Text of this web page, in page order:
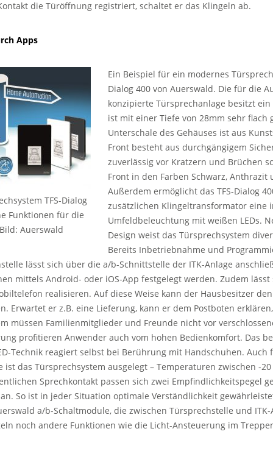
die Türöffnung registriert, schaltet er das Klingeln ab.
Apps
TFS-Dialog
Funktionen für die
Auerswald
Ein Beispiel für ein modernes
Dialog 400 von Auerswald. Die für die
konzipierte Türsprechanlage besitzt
ist mit einer Tiefe von 28mm sehr flach
Unterschale des Gehäuses ist aus
Front besteht aus durchgängigem
zuverlässig vor Kratzern und Brüchen
Front in den Farben Schwarz,
Außerdem ermöglicht das TFS-Dialog
zusätzlichen Klingeltransformator eine
Umfeldbeleuchtung mit weißen LEDs.
Design weist das Türsprechsystem
Bereits Inbetriebnahme und
lässt sich über die a/b-Schnittstelle der ITK-Anlage
mittels Android- oder iOS-App festgelegt werden. Zudem
realisieren. Auf diese Weise kann der Hausbesitzer
Erwartet er z.B. eine Lieferung, kann er dem Postboten
müssen Familienmitglieder und Freunde nicht vor
profitieren Anwender auch vom hohen Bedienkomfort. Das
Technik reagiert selbst bei Berührung mit Handschuhen.
das Türsprechsystem ausgelegt – Temperaturen zwischen -
Sprechkontakt passen sich zwei Empfindlichkeitspegel
So ist in jeder Situation optimale Verständlichkeit
a/b-Schaltmodule, die zwischen Türsprechstelle und ITK-
noch andere Funktionen wie die Licht-Ansteuerung im